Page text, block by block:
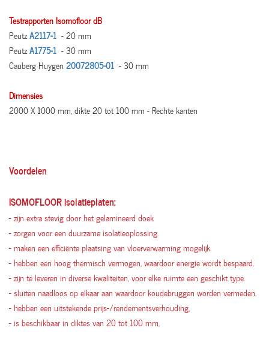
Testrapporten Isomofloor dB
PeutzA2117-1 - 20 mm
PeutzA1775-1 - 30 mm
Cauberg Huygen 20072805-01 - 30 mm
Dimensies
2000 X 1000 mm, dikte 20 tot 100 mm - Rechte kanten
Voordelen
ISOMOFLOOR isolatieplaten:
- zijn extra stevig door het gelamineerd doek
- zorgen voor een duurzame isolatieoplossing.
- maken een efficiënte plaatsing van vloerverwarming mogelijk.
- hebben een hoog thermisch vermogen, waardoor energie wordt bespaard.
- zijn te leveren in diverse kwaliteiten, voor elke ruimte een geschikt type.
- sluiten naadloos op elkaar aan waardoor koudebruggen worden vermeden.
- hebben een uitstekende prijs-/rendementsverhouding,
- is beschikbaar in diktes van 20 tot 100 mm,